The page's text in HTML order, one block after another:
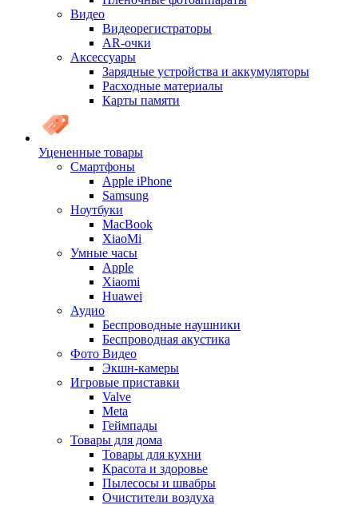
Видео
Видеорегистраторы
AR-очки
Аксессуары
Зарядные устройства и аккумуляторы
Расходные материалы
Карты памяти
Уцененные товары
Cмартфоны
Apple iPhone
Samsung
Ноутбуки
MacBook
XiaoMi
Умные часы
Apple
Xiaomi
Huawei
Аудио
Беспроводные наушники
Беспроводная акустика
Фото Видео
Экшн-камеры
Игровые приставки
Valve
Meta
Геймпады
Товары для дома
Товары для кухни
Красота и здоровье
Пылесосы и швабры
Очистители воздуха